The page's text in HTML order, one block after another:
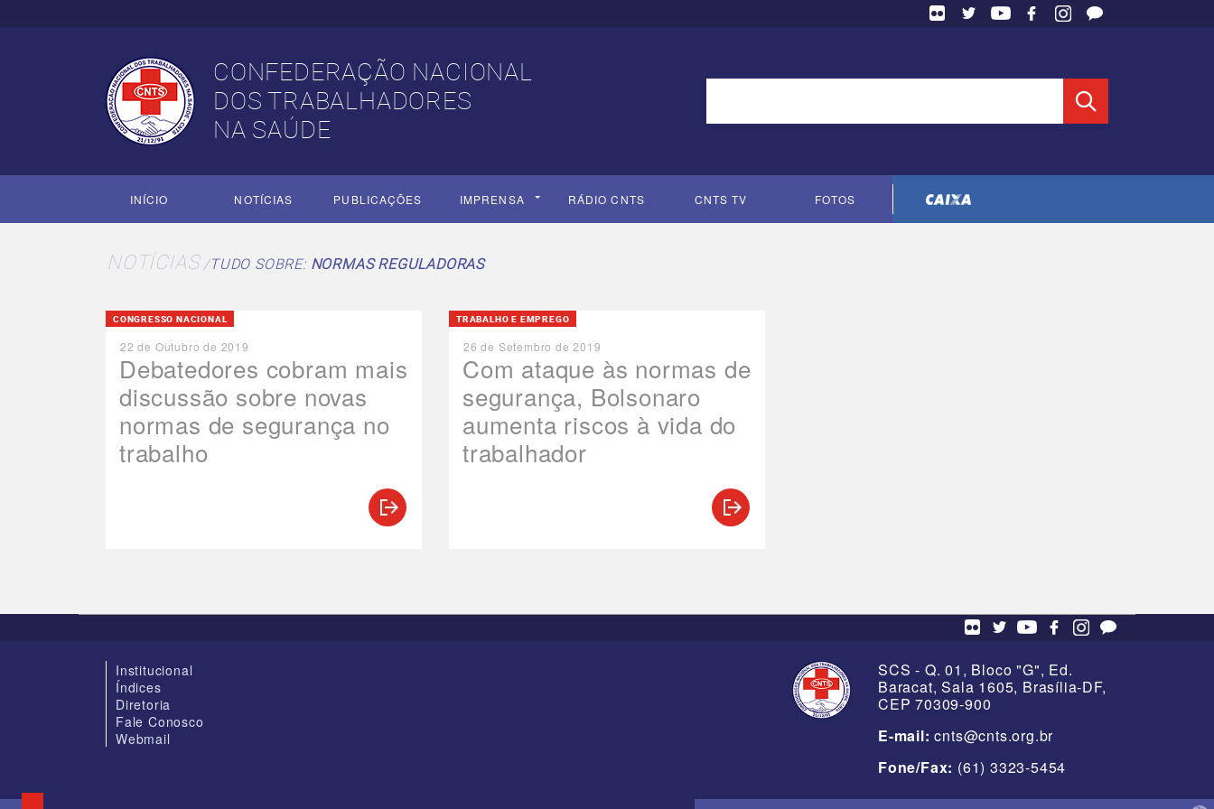
CONFEDERAÇÃO NACIONAL
DOS TRABALHADORES
NA SAÚDE
INÍCIO NOTÍCIAS PUBLICAÇÕES IMPRENSA
AGÊNCIA
CARTILHAS
JORNAL
BOLETINS RÁDIO CNTS CNTS TV FOTOS
Portal do Contribuinte Portal da Entidade Cópia do contrato CNTS-CEF-2023
NOTÍCIAS TUDO SOBRE: NORMAS REGULADORAS
Debatedores cobram mais
discussão sobre novas
normas de segurança no
trabalho
CONGRESSO NACIONAL
22 de Outubro de 2019
Com ataque às normas de
segurança, Bolsonaro
aumenta riscos à vida do
trabalhador
TRABALHO E EMPREGO
26 de Setembro de 2019
Institucional
Índices
Diretoria
Fale Conosco
Webmail
SCS - Q. 01, Bloco "G", Ed.
Baracat, Sala 1605, Brasília-DF,
CEP 70309-900
E-mail: cnts@cnts.org.br
Fone/Fax: (61) 3323-5454